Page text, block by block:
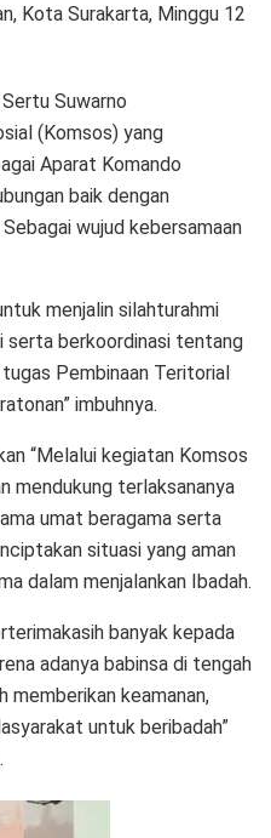
Kota Surakarta, Minggu 12
Suwarno
(Komsos) yang
Aparat Komando
baik dengan
wujud kebersamaan
menjalin silahturahmi
serta berkoordinasi tentang
Pembinaan Teritorial
imbuhnya.
“Melalui kegiatan Komsos
mendukung terlaksananya
umat beragama serta
situasi yang aman
dalam menjalankan Ibadah.
banyak kepada
adanya babinsa di tengah
memberikan keamanan,
untuk beribadah”